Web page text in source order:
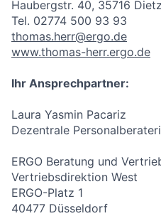
Haubergstr. 40, 35716
Tel. 02774 500 93 93
thomas.herr@ergo.de
www.thomas-herr.ergo.de
Ihr Ansprechpartner:
Laura Yasmin Pacariz
Dezentrale
ERGO Beratung und
Vertriebsdirektion West
ERGO-Platz 1
40477 Düsseldorf